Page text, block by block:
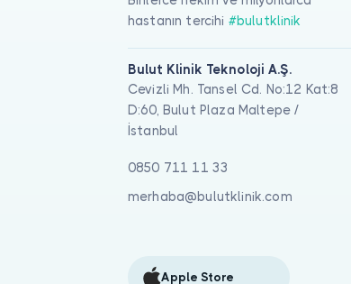
hastanın tercihi #bulutklinik
Bulut Klinik Teknoloji A.Ş.
Cevizli Mh. Tansel Cd. No:12 Kat:8
D:60, Bulut Plaza Maltepe /
İstanbul
0850 711 11 33
merhaba@bulutklinik.com
Apple Store